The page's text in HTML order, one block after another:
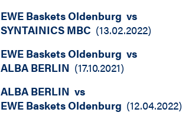
EWE Baskets Oldenburg vs
SYNTAINICS MBC (13.02.2022)
EWE Baskets Oldenburg vs
ALBA BERLIN (17.10.2021)
ALBA BERLIN vs
EWE Baskets Oldenburg (12.04.2022)